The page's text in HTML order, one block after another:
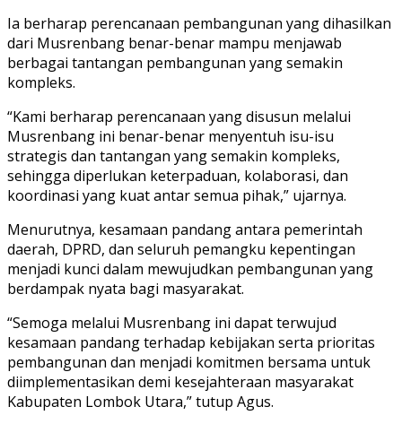
Ia berharap perencanaan pembangunan yang dihasilkan
dari Musrenbang benar-benar mampu menjawab
berbagai tantangan pembangunan yang semakin
kompleks.
“Kami berharap perencanaan yang disusun melalui
Musrenbang ini benar-benar menyentuh isu-isu
strategis dan tantangan yang semakin kompleks,
sehingga diperlukan keterpaduan, kolaborasi, dan
koordinasi yang kuat antar semua pihak,” ujarnya.
Menurutnya, kesamaan pandang antara pemerintah
daerah, DPRD, dan seluruh pemangku kepentingan
menjadi kunci dalam mewujudkan pembangunan yang
berdampak nyata bagi masyarakat.
“Semoga melalui Musrenbang ini dapat terwujud
kesamaan pandang terhadap kebijakan serta prioritas
pembangunan dan menjadi komitmen bersama untuk
diimplementasikan demi kesejahteraan masyarakat
Kabupaten Lombok Utara,” tutup Agus.